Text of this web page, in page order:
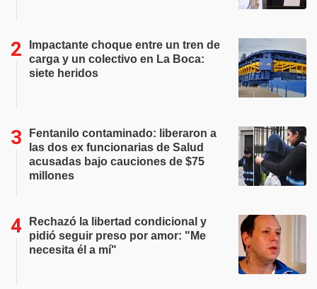
Impactante choque entre un tren de
carga y un colectivo en La Boca:
siete heridos
Fentanilo contaminado: liberaron a
las dos ex funcionarias de Salud
acusadas bajo cauciones de $75
millones
Rechazó la libertad condicional y
pidió seguir preso por amor: "Me
necesita él a mí"